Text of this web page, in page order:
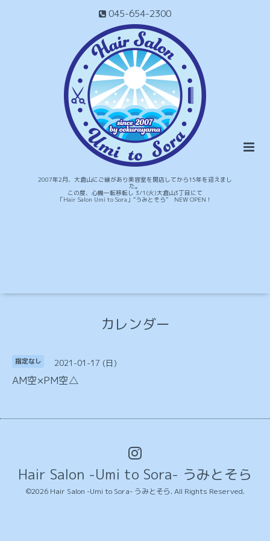
045-654-2300
2007年2月、大倉山にご縁があり美容室を開店してから15年を迎えまし
た。
この度、心機一転移転し 3/1(火)大倉山3丁目にて
「Hair Salon Umi to Sora」“うみとそら” NEW OPEN！
カレンダー
指定なし 2021-01-17 (日)
AM空×PM空△
Hair Salon -Umi to Sora- うみとそら
©2026 Hair Salon -Umi to Sora- うみとそら. All Rights Reserved.